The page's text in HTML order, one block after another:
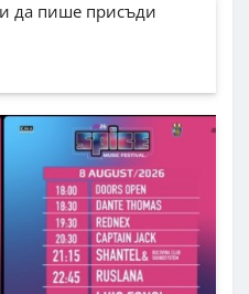
да пише присъди